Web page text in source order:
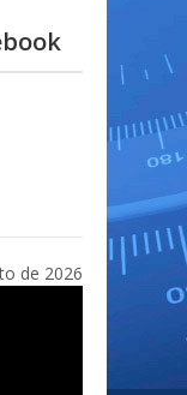
de 2026